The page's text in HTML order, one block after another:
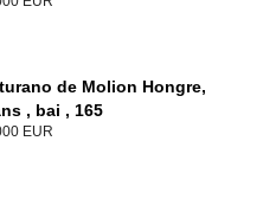
de Molion Hongre,
, bai , 165
EUR